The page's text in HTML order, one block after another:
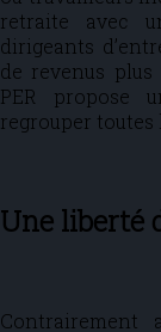
retraite avec
dirigeants
de revenus
PER propose
regrouper toutes
Une liberté
Contrairement